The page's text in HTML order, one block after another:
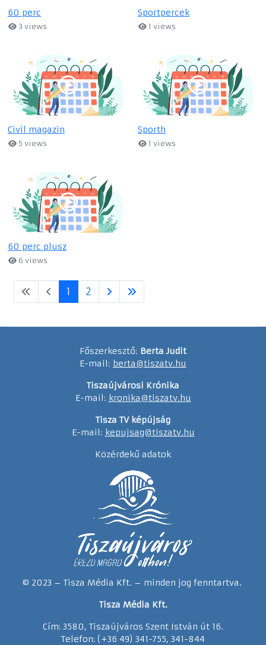
60 perc
3 views
Sportpercek
1 views
Civil magazin
5 views
Sporth
1 views
60 perc plusz
6 views
1 2
Főszerkesztő: Berta Judit
E-mail: berta@tiszatv.hu
Tiszaújvárosi Krónika
E-mail: kronika@tiszatv.hu
Tisza TV képújság
E-mail: kepujsag@tiszatv.hu
Közérdekű adatok
© 2023 – Tisza Média Kft. – minden jog fenntartva.
Tisza Média Kft.
Cím: 3580, Tiszaújváros Szent István út 16.
Telefon: (+36 49) 341-755, 341-844